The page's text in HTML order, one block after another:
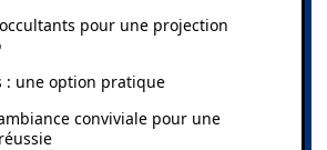
pour une projection
: une option pratique
conviviale pour une